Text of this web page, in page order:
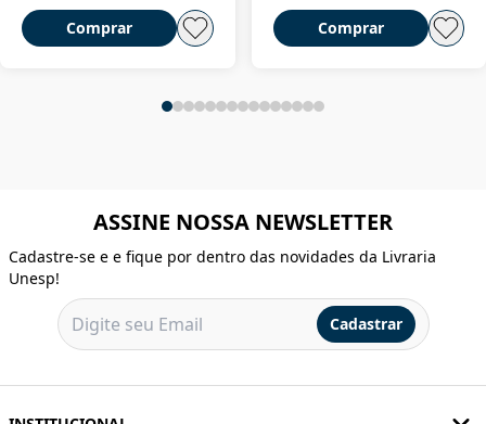
Comprar Comprar
ASSINE NOSSA NEWSLETTER
Cadastre-se e e fique por dentro das novidades da Livraria
Unesp!
Cadastrar